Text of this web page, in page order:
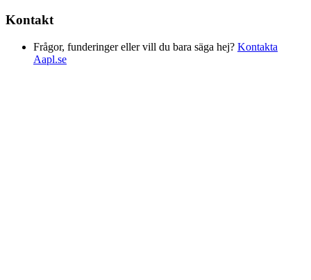
Kontakt
Frågor, funderinger eller vill du bara säga hej? Kontakta
Aapl.se